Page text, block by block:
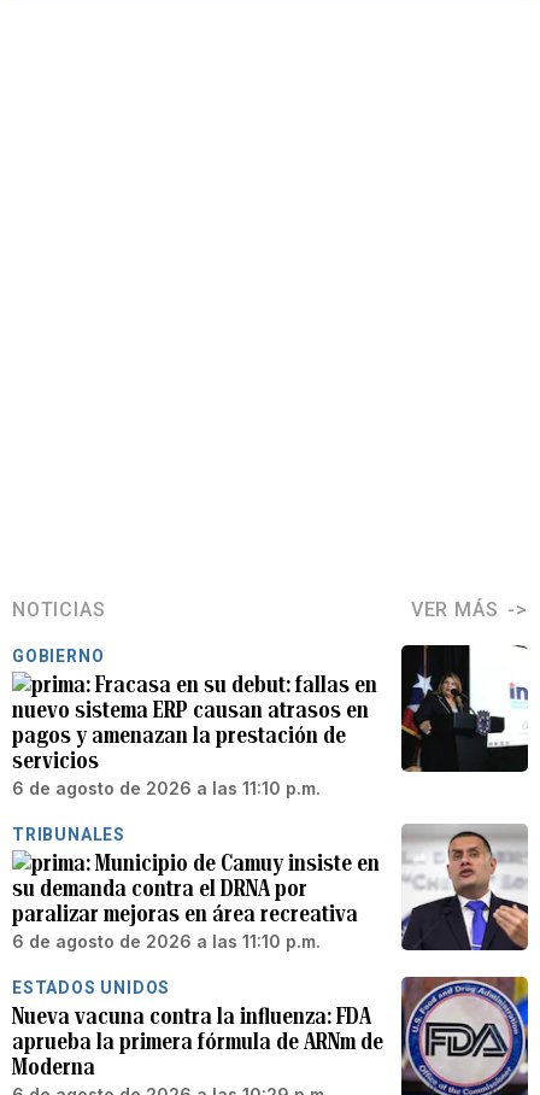
NOTICIAS VER MÁS
GOBIERNO
Fracasa en su debut: fallas en
nuevo sistema ERP causan atrasos en
pagos y amenazan la prestación de
servicios
6 de agosto de 2026 a las 11:10 p.m.
TRIBUNALES
Municipio de Camuy insiste en
su demanda contra el DRNA por
paralizar mejoras en área recreativa
6 de agosto de 2026 a las 11:10 p.m.
ESTADOS UNIDOS
Nueva vacuna contra la influenza: FDA
aprueba la primera fórmula de ARNm de
Moderna